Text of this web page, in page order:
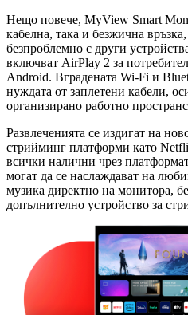
Нещо повече, MyView Smart
кабелна, така и безжична
безпроблемно с други
включват AirPlay 2 за
Android. Вградената Wi-Fi и
нуждата от заплетени кабели,
организирано работно
Развлеченията се издигат на
стрийминг платформи като
всички налични чрез
могат да се наслаждават на
музика директно на монитора,
допълнително устройство за